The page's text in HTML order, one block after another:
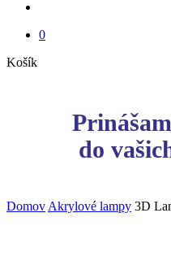
0
KošíkClose
do
Domov Akrylové lampy 3D